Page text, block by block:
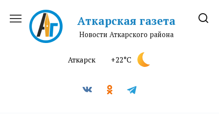
содержанию
Аткарская газета
Новости Аткарского района
Аткарск +22°C